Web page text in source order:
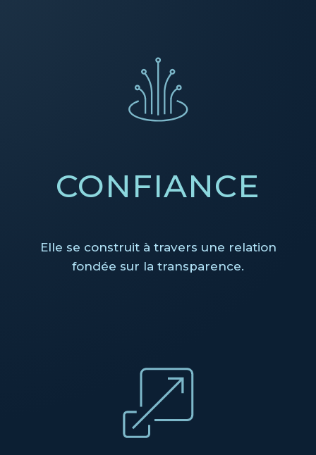
CONFIANCE
Elle se construit à travers une relation
fondée sur la transparence.